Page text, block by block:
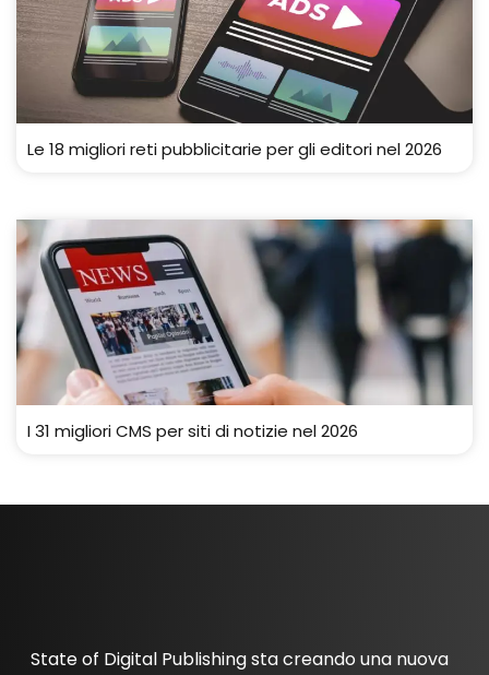
Le 18 migliori reti pubblicitarie per gli editori nel 2026
I 31 migliori CMS per siti di notizie nel 2026
State of Digital Publishing sta creando una nuova